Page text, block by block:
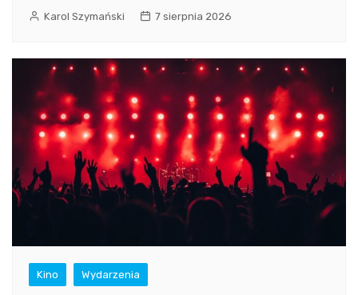
Karol Szymański 7 sierpnia 2026
Kino Wydarzenia